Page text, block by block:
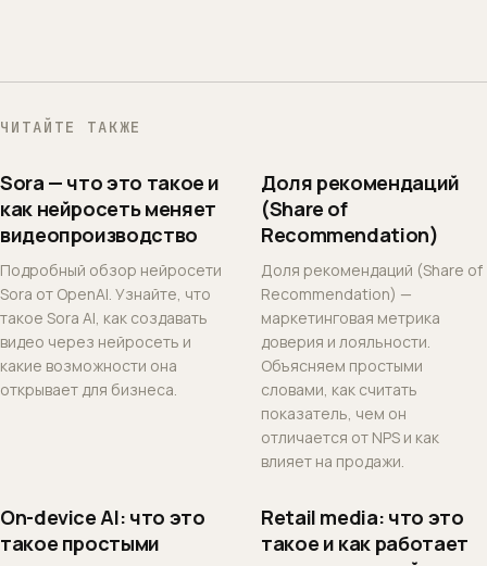
ЧИТАЙТЕ ТАКЖЕ
Sora — что это такое и
как нейросеть меняет
видеопроизводство
Подробный обзор нейросети
Sora от OpenAI. Узнайте, что
такое Sora AI, как создавать
видео через нейросеть и
какие возможности она
открывает для бизнеса.
Доля рекомендаций
(Share of
Recommendation)
Доля рекомендаций (Share of
Recommendation) —
маркетинговая метрика
доверия и лояльности.
Объясняем простыми
словами, как считать
показатель, чем он
отличается от NPS и как
влияет на продажи.
On-device AI: что это
такое простыми
Retail media: что это
такое и как работает